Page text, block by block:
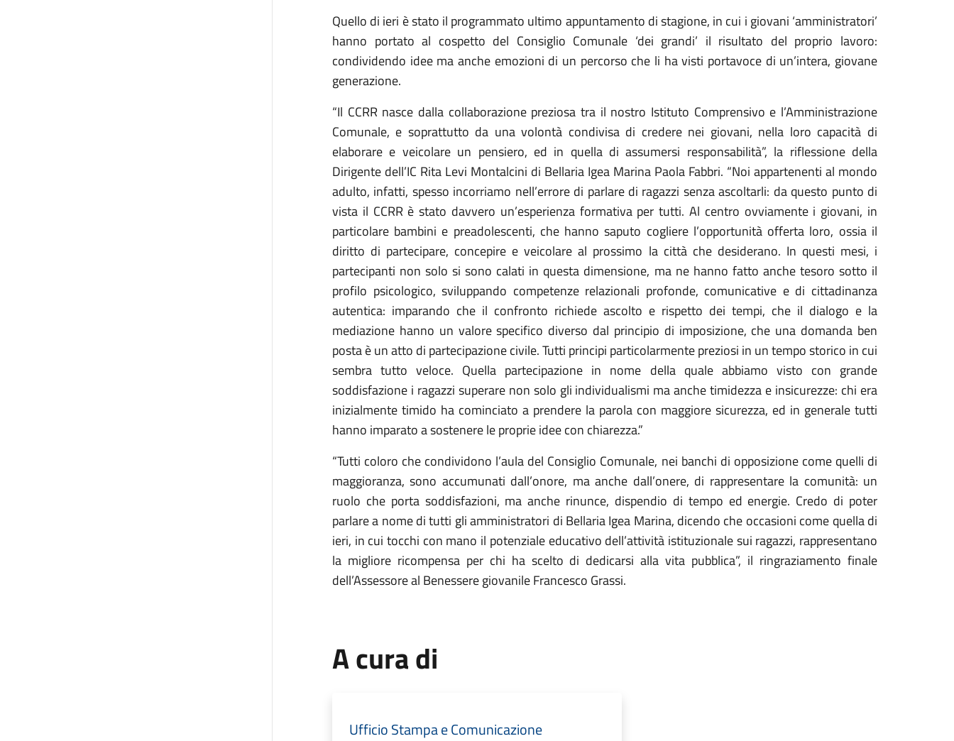
Quello di ieri è stato il programmato ultimo appuntamento di stagione, in cui i giovani ‘amministratori’
hanno portato al cospetto del Consiglio Comunale ‘dei grandi’ il risultato del proprio lavoro:
condividendo idee ma anche emozioni di un percorso che li ha visti portavoce di un’intera, giovane
generazione.
“Il CCRR nasce dalla collaborazione preziosa tra il nostro Istituto Comprensivo e l’Amministrazione
Comunale, e soprattutto da una volontà condivisa di credere nei giovani, nella loro capacità di
elaborare e veicolare un pensiero, ed in quella di assumersi responsabilità”, la riflessione della
Dirigente dell’IC Rita Levi Montalcini di Bellaria Igea Marina Paola Fabbri. “Noi appartenenti al mondo
adulto, infatti, spesso incorriamo nell’errore di parlare di ragazzi senza ascoltarli: da questo punto di
vista il CCRR è stato davvero un’esperienza formativa per tutti. Al centro ovviamente i giovani, in
particolare bambini e preadolescenti, che hanno saputo cogliere l’opportunità offerta loro, ossia il
diritto di partecipare, concepire e veicolare al prossimo la città che desiderano. In questi mesi, i
partecipanti non solo si sono calati in questa dimensione, ma ne hanno fatto anche tesoro sotto il
profilo psicologico,sviluppando competenze relazionali profonde, comunicative e di cittadinanza
autentica: imparando che il confronto richiede ascolto e rispetto dei tempi, che il dialogo e la
mediazione hanno un valore specifico diverso dal principio di imposizione, che una domanda ben
posta è un atto di partecipazione civile.Tutti principi particolarmente preziosi in un tempo storico in cui
sembra tutto veloce. Quella partecipazione in nome della quale abbiamo visto con grande
soddisfazione i ragazzi superare non solo gli individualismi ma anche timidezza e insicurezze: chi era
inizialmente timido ha cominciato a prendere la parola con maggiore sicurezza, ed in generale tutti
hanno imparato a sostenere le proprie idee con chiarezza.”
“Tutti coloro che condividono l’aula del Consiglio Comunale, nei banchi di opposizione come quelli di
maggioranza, sono accumunati dall’onore, ma anche dall’onere, di rappresentare la comunità: un
ruolo che porta soddisfazioni, ma anche rinunce, dispendio di tempo ed energie. Credo di poter
parlare a nome di tutti gli amministratori di Bellaria Igea Marina, dicendo che occasioni come quella di
ieri, in cui tocchi con mano il potenziale educativo dell’attività istituzionale sui ragazzi, rappresentano
la migliore ricompensa per chi ha scelto di dedicarsi alla vita pubblica”, il ringraziamento finale
dell’Assessore al Benessere giovanile Francesco Grassi.
A cura di
Ufficio Stampa e Comunicazione